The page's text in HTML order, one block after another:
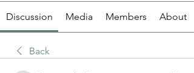
Discussion Media Members About
Back